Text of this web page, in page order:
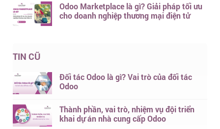
Odoo Marketplace là gì? Giải pháp tối ưu
cho doanh nghiệp thương mại điện tử
TIN CŨ
Đối tác Odoo là gì? Vai trò của đối tác
Odoo
Thành phần, vai trò, nhiệm vụ đội triển
khai dự án nhà cung cấp Odoo